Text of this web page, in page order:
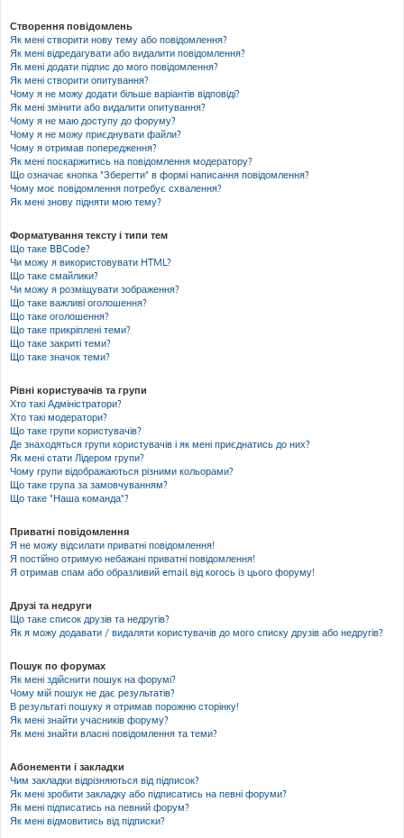
Створення повідомлень
Як мені створити нову тему або повідомлення?
Як мені відредагувати або видалити повідомлення?
Як мені додати підпис до мого повідомлення?
Як мені створити опитування?
Чому я не можу додати більше варіантів відповіді?
Як мені змінити або видалити опитування?
Чому я не маю доступу до форуму?
Чому я не можу приєднувати файли?
Чому я отримав попередження?
Як мені поскаржитись на повідомлення модератору?
Що означає кнопка "Зберегти" в формі написання повідомлення?
Чому моє повідомлення потребує схвалення?
Як мені знову підняти мою тему?
Форматування тексту і типи тем
Що таке BBCode?
Чи можу я використовувати HTML?
Що таке смайлики?
Чи можу я розміщувати зображення?
Що таке важливі оголошення?
Що таке оголошення?
Що таке прикріплені теми?
Що таке закриті теми?
Що таке значок теми?
Рівні користувачів та групи
Хто такі Адміністратори?
Хто такі модератори?
Що таке групи користувачів?
Де знаходяться групи користувачів і як мені приєднатись до них?
Як мені стати Лідером групи?
Чому групи відображаються різними кольорами?
Що таке група за замовчуванням?
Що таке "Наша команда"?
Приватні повідомлення
Я не можу відсилати приватні повідомлення!
Я постійно отримую небажані приватні повідомлення!
Я отримав спам або образливий email від когось із цього форуму!
Друзі та недруги
Що таке список друзів та недругів?
Як я можу додавати / видаляти користувачів до мого списку друзів або недругів?
Пошук по форумах
Як мені здійснити пошук на форумі?
Чому мій пошук не дає результатів?
В результаті пошуку я отримав порожню сторінку!
Як мені знайти учасників форуму?
Як мені знайти власні повідомлення та теми?
Абонементи і закладки
Чим закладки відрізняються від підписок?
Як мені зробити закладку або підписатись на певні форуми?
Як мені підписатись на певний форум?
Як мені відмовитись від підписки?